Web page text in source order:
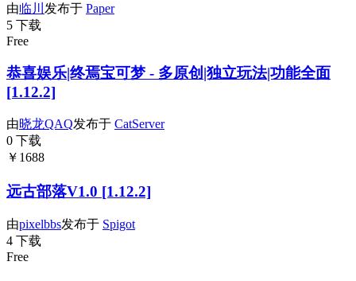
由临川 发布于 Paper
5 下载
Free
恭喜娱乐|终焉宝可梦 - 多原创|独立玩法|功能全面
[1.12.2]
由晓龙QAQ发布于 CatServer
0 下载
￥1688
远古部落V1.0 [1.12.2]
由pixelbbs发布于 Spigot
4 下载
Free